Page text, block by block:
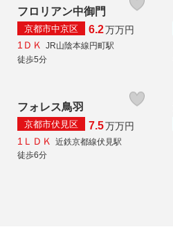
フロリアン中御門
京都市中京区 6.2万万円
1ＤＫ JR山陰本線円町駅
徒歩5分
フォレス鳥羽
京都市伏見区 7.5万万円
1ＬＤＫ
近鉄京都線伏見駅
徒歩6分